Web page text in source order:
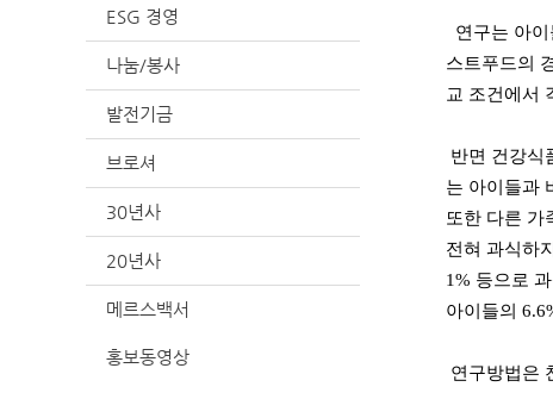
ESG 경영
나눔/봉사
발전기금
브로셔
30년사
20년사
메르스백서
홍보동영상
연구는 아
스트푸드의
교 조건에서
반면 건강식
는 아이들과
또한 다른 가
전혀 과식하
1% 등으로
아이들의
연구방법은